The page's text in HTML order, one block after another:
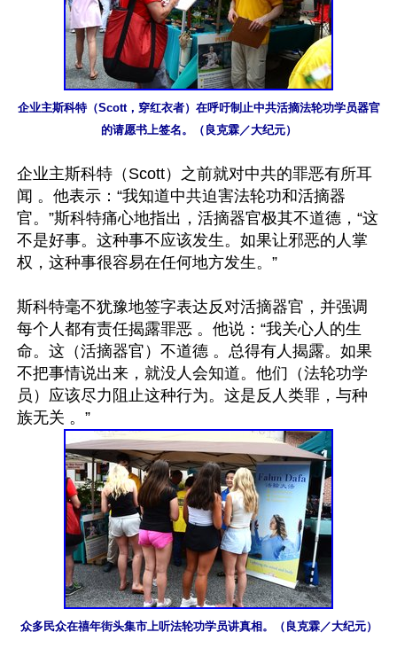
企业主斯科特（Scott，穿红衣者）在呼吁制止中共活摘法轮功学员器官
的请愿书上签名。（良克霖／大纪元）
企业主斯科特（Scott）之前就对中共的罪恶有所耳
闻 。他表示：“我知道中共迫害法轮功和活摘器
官。”斯科特痛心地指出，活摘器官极其不道德，“这
不是好事。这种事不应该发生。如果让邪恶的人掌
权，这种事很容易在任何地方发生。”
斯科特毫不犹豫地签字表达反对活摘器官，并强调
每个人都有责任揭露罪恶 。他说：“我关心人的生
命。这（活摘器官）不道德 。总得有人揭露。如果
不把事情说出来，就没人会知道。他们（法轮功学
员）应该尽力阻止这种行为。这是反人类罪，与种
众多民众在禧年街头集市上听法轮功学员讲真相。（良克霖／大纪元）